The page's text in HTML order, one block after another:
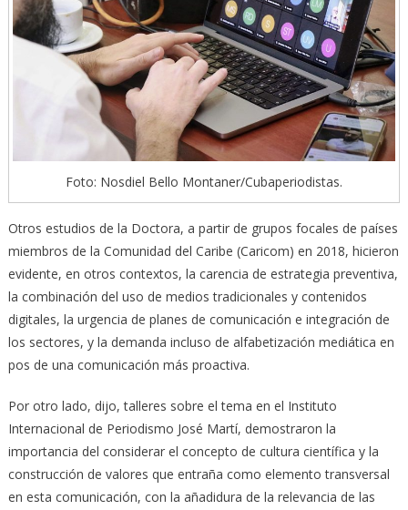
Foto: Nosdiel Bello Montaner/Cubaperiodistas.
Otros estudios de la Doctora, a partir de grupos focales de países
miembros de la Comunidad del Caribe (Caricom) en 2018, hicieron
evidente, en otros contextos, la carencia de estrategia preventiva,
la combinación del uso de medios tradicionales y contenidos
digitales, la urgencia de planes de comunicación e integración de
los sectores, y la demanda incluso de alfabetización mediática en
pos de una comunicación más proactiva.
Por otro lado, dijo, talleres sobre el tema en el Instituto
Internacional de Periodismo José Martí, demostraron la
importancia del considerar el concepto de cultura científica y la
construcción de valores que entraña como elemento transversal
en esta comunicación, con la añadidura de la relevancia de las